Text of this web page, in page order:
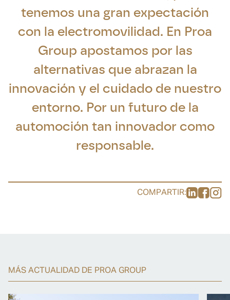
tenemos una gran expectación
con la electromovilidad. En Proa
Group apostamos por las
alternativas que abrazan la
innovación y el cuidado de nuestro
entorno. Por un futuro de la
automoción tan innovador como
responsable.
COMPARTIR:
MÁS ACTUALIDAD DE PROA GROUP